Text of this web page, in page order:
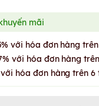
mãi
với hóa đơn hàng
với hóa đơn hàng
với hóa đơn hàng trên 6